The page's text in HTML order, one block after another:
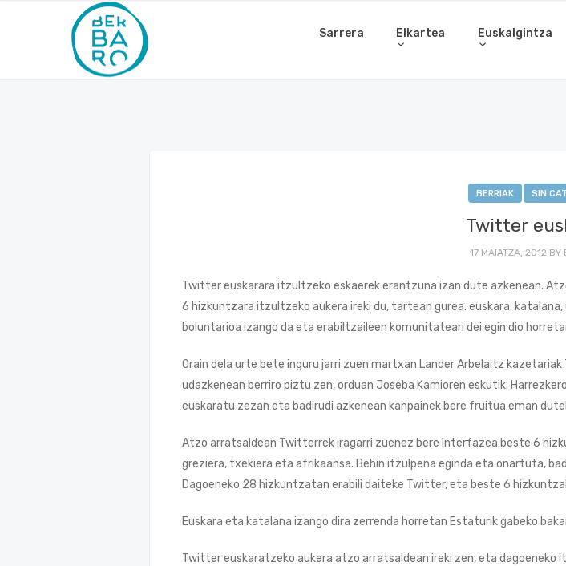
Sarrera Elkartea Euskalgintza
BERRIAK SIN
Twitter
17 MAIATZA, 2012 BY
Twitter euskarara itzultzeko eskaerek erantzuna izan dute azkenean.
6 hizkuntzara itzultzeko aukera ireki du, tartean gurea: euskara,
boluntarioa izango da eta erabiltzaileen komunitateari dei egin dio
Orain dela urte bete inguru jarri zuen martxan Lander Arbelaitz
udazkenean berriro piztu zen, orduan Joseba Kamioren eskutik.
euskaratu zezan eta badirudi azkenean kanpainek bere fruitua eman
Atzo arratsaldean Twitterrek iragarri zuenez bere interfazea beste 6
greziera, txekiera eta afrikaansa. Behin itzulpena eginda eta onartuta,
Dagoeneko 28 hizkuntzatan erabili daiteke Twitter, eta beste 6
Euskara eta katalana izango dira zerrenda horretan Estaturik gabeko
Twitter euskaratzeko aukera atzo arratsaldean ireki zen, eta dagoeneko